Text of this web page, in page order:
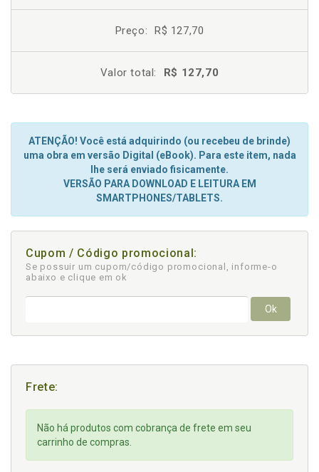
Preço: R$ 127,70
Valor total: R$ 127,70
ATENÇÃO! Você está adquirindo (ou recebeu de brinde)
uma obra em versão Digital (eBook). Para este item, nada
lhe será enviado fisicamente.
VERSÃO PARA DOWNLOAD E LEITURA EM
SMARTPHONES/TABLETS.
Cupom / Código promocional:
Se possuir um cupom/código promocional, informe-o
abaixo e clique em ok
Ok
Frete:
Não há produtos com cobrança de frete em seu
carrinho de compras.